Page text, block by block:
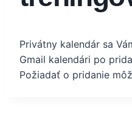
Privátny kalendár sa
Gmail kalendári po
Požiadať o pridanie